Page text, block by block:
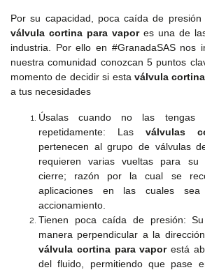
150
SLIP-
ON
(SO)
CUELLO
Por su capacidad, poca caída de
válvula cortina para vapores una de
industria. Por ello en #GranadaSAS nos
nuestra comunidad conozcan 5 puntos
momento de decidir si esta válvula
a tus necesidades
Úsalas cuando no las
repetidamente: Las válvulas
pertenecen al grupo de válvulas
requieren varias vueltas para su
cierre; razón por la cual se
aplicaciones en las cuales
accionamiento.
Tienen poca caída de presión:
manera perpendicular a la
válvula cortina para vaporestá
del fluido, permitiendo que pase